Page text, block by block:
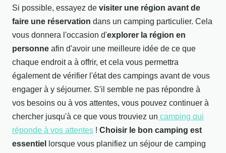
Si possible, essayez de visiter une région avant de
faire une réservation dans un camping particulier. Cela
vous donnera l'occasion d'explorer la région en
personne afin d'avoir une meilleure idée de ce que
chaque endroit a à offrir, et cela vous permettra
également de vérifier l'état des campings avant de vous
engager à y séjourner. S'il semble ne pas répondre à
vos besoins ou à vos attentes, vous pouvez continuer à
chercher jusqu'à ce que vous trouviez un camping qui
réponde à vos attentes ! Choisir le bon camping est
essentiel
lorsque vous planifiez un séjour de camping